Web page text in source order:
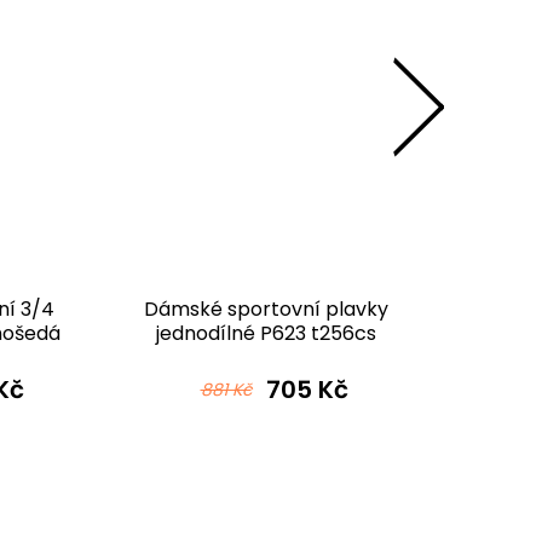
3/4
Dámské sportovní plavky
jednodílné P623 t256cs
881 Kč 705 Kč